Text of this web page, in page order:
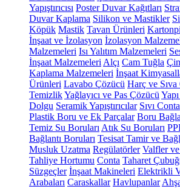
Yapıştırıcısı Poster Duvar Kağıtları
Duvar Kaplama Silikon ve Mastikler
Köpük Mastik Tavan Ürünleri
İnşaat ve İzolasyon İzolasyon
Malzemeleri Isı Yalıtım Malzemeleri
İnşaat Malzemeleri Alçı Cam Tuğla
Kaplama Malzemeleri İnşaat
Ürünleri Lavabo Çözücü Harç ve Sıva
TemizlikYağlayıcı ve Pas Çözücü
Dolgu Seramik Yapıştırıcılar Sıvı Conta
Plastik Boru ve Ek Parçalar Boru
Temiz Su Boruları Atık Su Boruları
Bağlantı Boruları Tesisat Tamir ve
Musluk Uzatma Regülatörler Valfler
Tahliye Hortumu Conta Taharet
Süzgeçler İnşaat Makineleri Elektrikli
Arabaları Caraskallar Havlupanlar